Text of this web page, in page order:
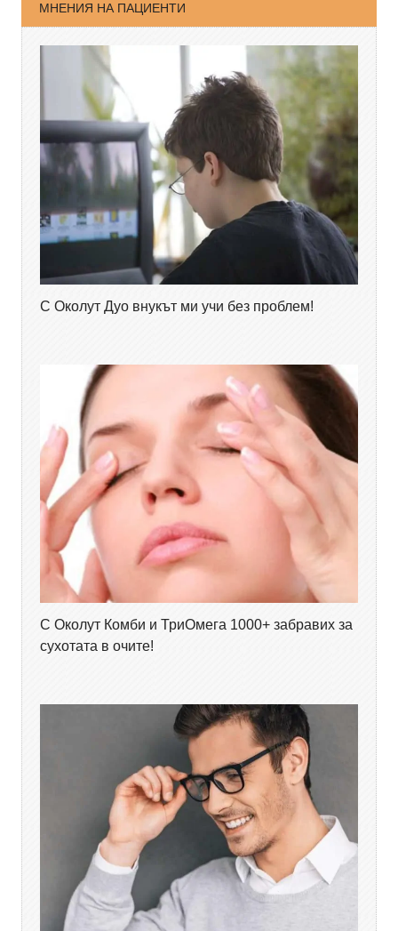
МНЕНИЯ НА ПАЦИЕНТИ
С Околут Дуо внукът ми учи без проблем!
С Околут Комби и ТриОмега 1000+ забравих за
сухотата в очите!